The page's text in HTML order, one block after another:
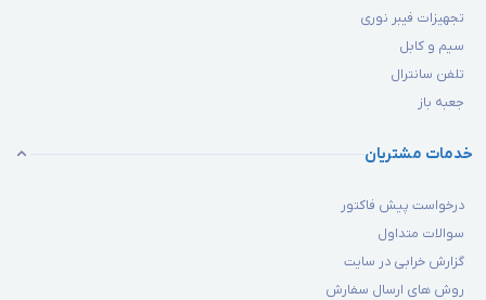
تجهیزات فیبر نوری
سیم و کابل
تلفن سانترال
جعبه باز
خدمات مشتریان
درخواست پیش فاکتور
سوالات متداول
گزارش خرابی در سایت
روش های ارسال سفارش